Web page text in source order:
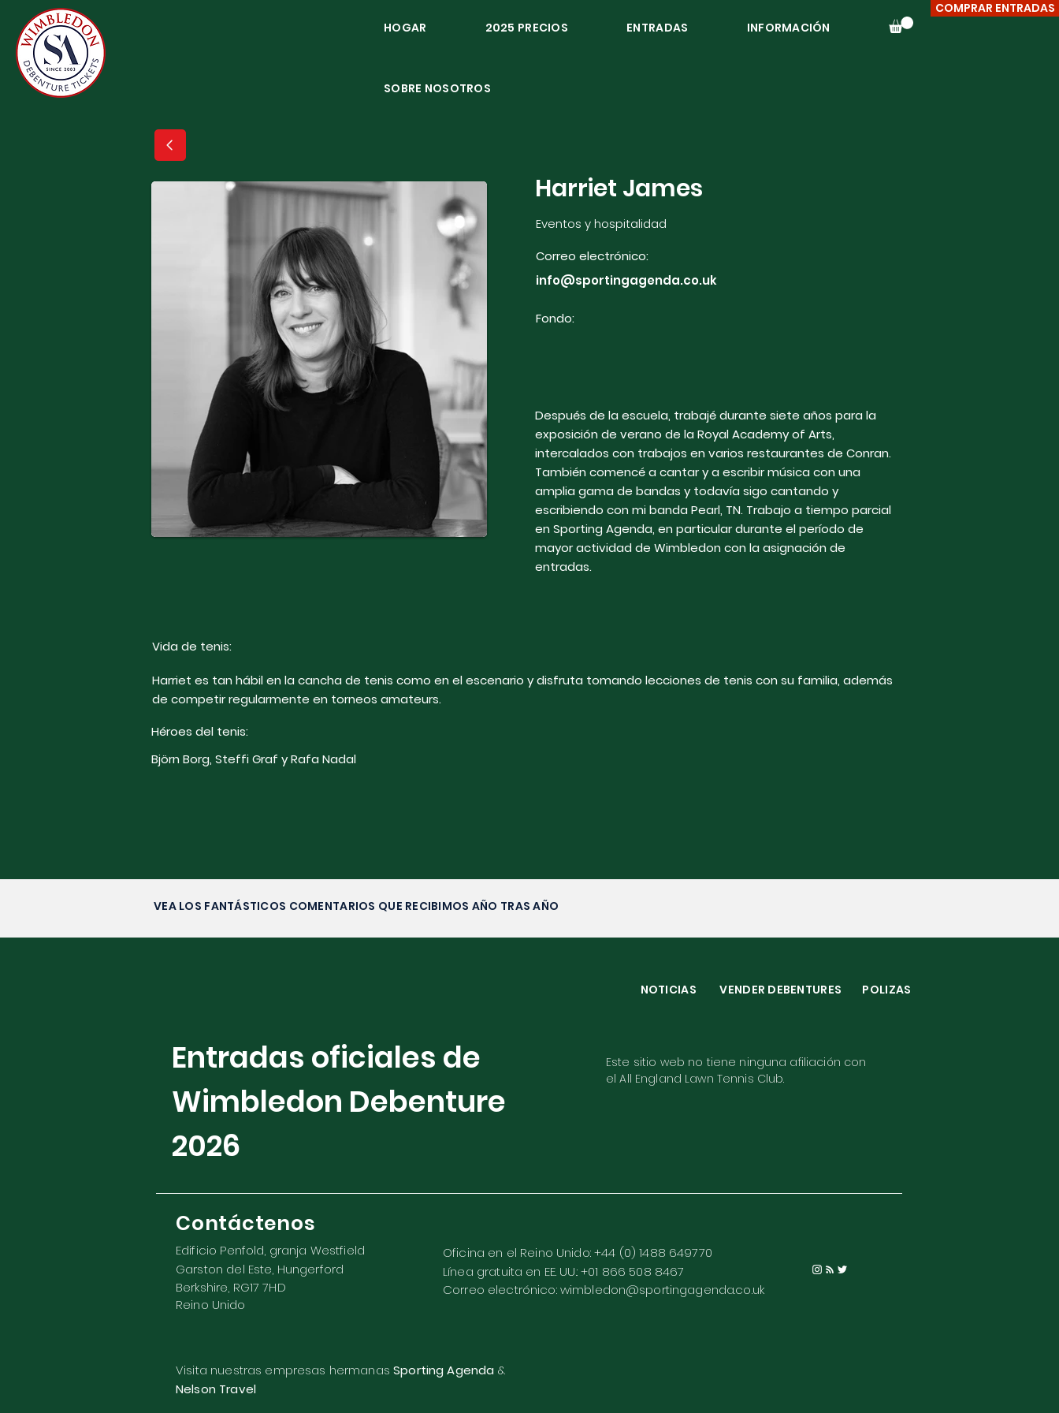
Γ
COMPRAR ENTRADAS
HOGAR
2025 PRECIOS ENTRADAS INFORMACIÓN
SOBRE NOSOTROS
Harriet James
Eventos y hospitalidad
Correo electrónico:
info@sportingagenda.co.uk
Fondo:
Después de la escuela, trabajé durante siete años para la
exposición de verano de la Royal Academy of Arts,
intercalados con trabajos en varios restaurantes de Conran.
También comencé a cantar y a escribir música con una
amplia gama de bandas y todavía sigo cantando y
escribiendo con mi banda Pearl, TN. Trabajo a tiempo parcial
en Sporting Agenda, en particular durante el período de
mayor actividad de Wimbledon con la asignación de
entradas.
Vida de tenis:
Harriet es tan hábil en la cancha de tenis como en el escenario y disfruta tomando lecciones de tenis con su familia, además
de competir regularmente en torneos amateurs.
Héroes del tenis:
Björn Borg, Steffi Graf y Rafa Nadal
VEA LOS FANTÁSTICOS COMENTARIOS QUE RECIBIMOS AÑO TRAS AÑO
NOTICIAS VENDER DEBENTURES POLIZAS
Entradas oficiales de
Wimbledon Debenture
2026
Este sitio web no tiene ninguna afiliación con
el All England Lawn Tennis Club.
Contáctenos
Edificio Penfold, granja Westfield
Garston del Este, Hungerford
Berkshire, RG17 7HD
Reino Unido
Oficina en el Reino Unido: +44 (0) 1488 649770
Línea gratuita en EE. UU.: +01 866 508 8467
Correo electrónico:wimbledon@sportingagenda.co.uk
Visita nuestras empresas hermanasSporting Agenda &
Nelson Travel